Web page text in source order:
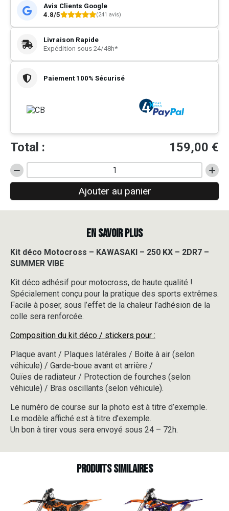
Avis Clients Google
4.8/5
(241 avis)
Livraison Rapide
Expédition sous 24/48h*
Paiement 100% Sécurisé
Total : 159,00 €
quantité
de
Motocross
250
KX
2DR7
-
SUMMER
VIBE
Ajouter au panier
EN SAVOIR PLUS
Kit déco Motocross – KAWASAKI – 250 KX – 2DR7 –
SUMMER VIBE
Kit déco adhésif pour motocross, de haute qualité !
Spécialement conçu pour la pratique des sports extrêmes.
Facile à poser, sous l’effet de la chaleur l’adhésion de la
colle sera renforcée.
Composition du kit déco / stickers pour :
Plaque avant / Plaques latérales / Boite à air (selon
véhicule) / Garde-boue avant et arrière /
Ouïes de radiateur / Protection de fourches (selon
véhicule) / Bras oscillants (selon véhicule).
Le numéro de course sur la photo est à titre d’exemple.
Le modèle affiché est à titre d’exemple.
Un bon à tirer vous sera envoyé sous 24 – 72h.
Produits similaires